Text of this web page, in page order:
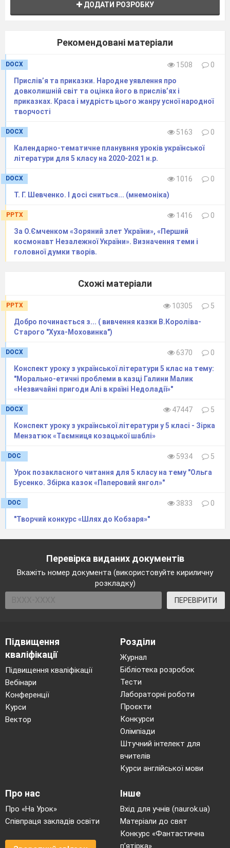
ДОДАТИ РОЗРОБКУ
Рекомендовані матеріали
DOCX 1508
0
Прислів’я та приказки. Народне уявлення про
довколишній світ та оцінка його в прислів’ях і
приказках. Краса і мудрість цього жанру усної народної
творчості
DOCX 5163
0
Календарно-тематичне планувння уроків української
літератури для 5 класу на 2020-2021 н.р.
DOCX 1016
0
Т. Г. Шевченко. І досі сниться... (мнемоніка)
PPTX 1416
0
За О.Ємченком «Зоряний злет України», «Перший
космонавт Незалежної України». Визначення теми і
головної думки творів.
Схожі матеріали
PPTX 10305
5
Добро починається з... ( вивчення казки В.Короліва-
Старого "Хуха-Моховинка")
DOCX 6370
0
Конспект уроку з української літератури 5 клас на тему:
"Морально-етичні проблеми в казці Галини Малик
«Незвичайні пригоди Алі в країні Недоладії»"
DOCX 47447
5
Конспект уроку з української літератури у 5 класі - Зірка
Мензатюк «Таємниця козацької шаблі»
DOC 5934
5
Урок позакласного читання для 5 класу на тему "Ольга
Бусенко. Збірка казок «Паперовий янгол»"
DOC 3833
0
"Творчий конкурс «Шлях до Кобзаря»"
Перевірка виданих документів
Вкажіть номер документа (використовуйте кириличну
розкладку)
ПЕРЕВІРИТИ
Підвищення
кваліфікації
Підвищення кваліфікації
Вебінари
Конференції
Курси
Вектор
Розділи
Журнал
Бібліотека розробок
Тести
Лабораторні роботи
Проєкти
Конкурси
Олімпіади
Штучний інтелект для
вчителів
Курси англійської мови
Про нас
Про «На Урок»
Співпраця закладів освіти
Інше
Вхід для учнів (naurok.ua)
Матеріали до свят
Конкурс «Фантастична